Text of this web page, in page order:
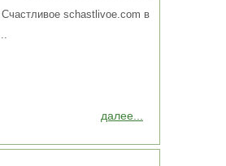
далее...
schastlivoe.com в